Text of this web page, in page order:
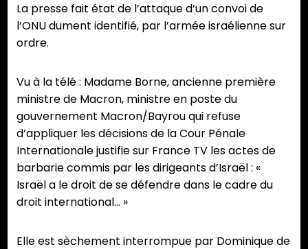
La presse fait état de l’attaque d’un convoi de
l’ONU dument identifié, par l’armée israélienne sur
ordre.
Vu à la télé : Madame Borne, ancienne première
ministre de Macron, ministre en poste du
gouvernement Macron/Bayrou qui refuse
d’appliquer les décisions de la Cour Pénale
Internationale justifie sur France TV les actes de
barbarie commis par les dirigeants d’Israël : «
Israël a le droit de se défendre dans le cadre du
droit international… »
Elle est sèchement interrompue par Dominique de